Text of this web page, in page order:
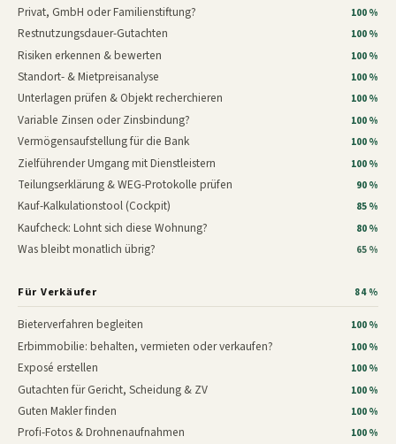
Privat, GmbH oder Familienstiftung? 100 %
Restnutzungsdauer-Gutachten 100 %
Risiken erkennen & bewerten 100 %
Standort- & Mietpreisanalyse 100 %
Unterlagen prüfen & Objekt recherchieren 100 %
Variable Zinsen oder Zinsbindung? 100 %
Vermögensaufstellung für die Bank 100 %
Zielführender Umgang mit Dienstleistern 100 %
Teilungserklärung & WEG-Protokolle prüfen 90 %
Kauf-Kalkulationstool (Cockpit) 85 %
Kaufcheck: Lohnt sich diese Wohnung? 80 %
Was bleibt monatlich übrig? 65 %
Für Verkäufer 84 %
Bieterverfahren begleiten 100 %
Erbimmobilie: behalten, vermieten oder verkaufen? 100 %
Exposé erstellen 100 %
Gutachten für Gericht, Scheidung & ZV 100 %
Guten Makler finden 100 %
Profi-Fotos & Drohnenaufnahmen 100 %